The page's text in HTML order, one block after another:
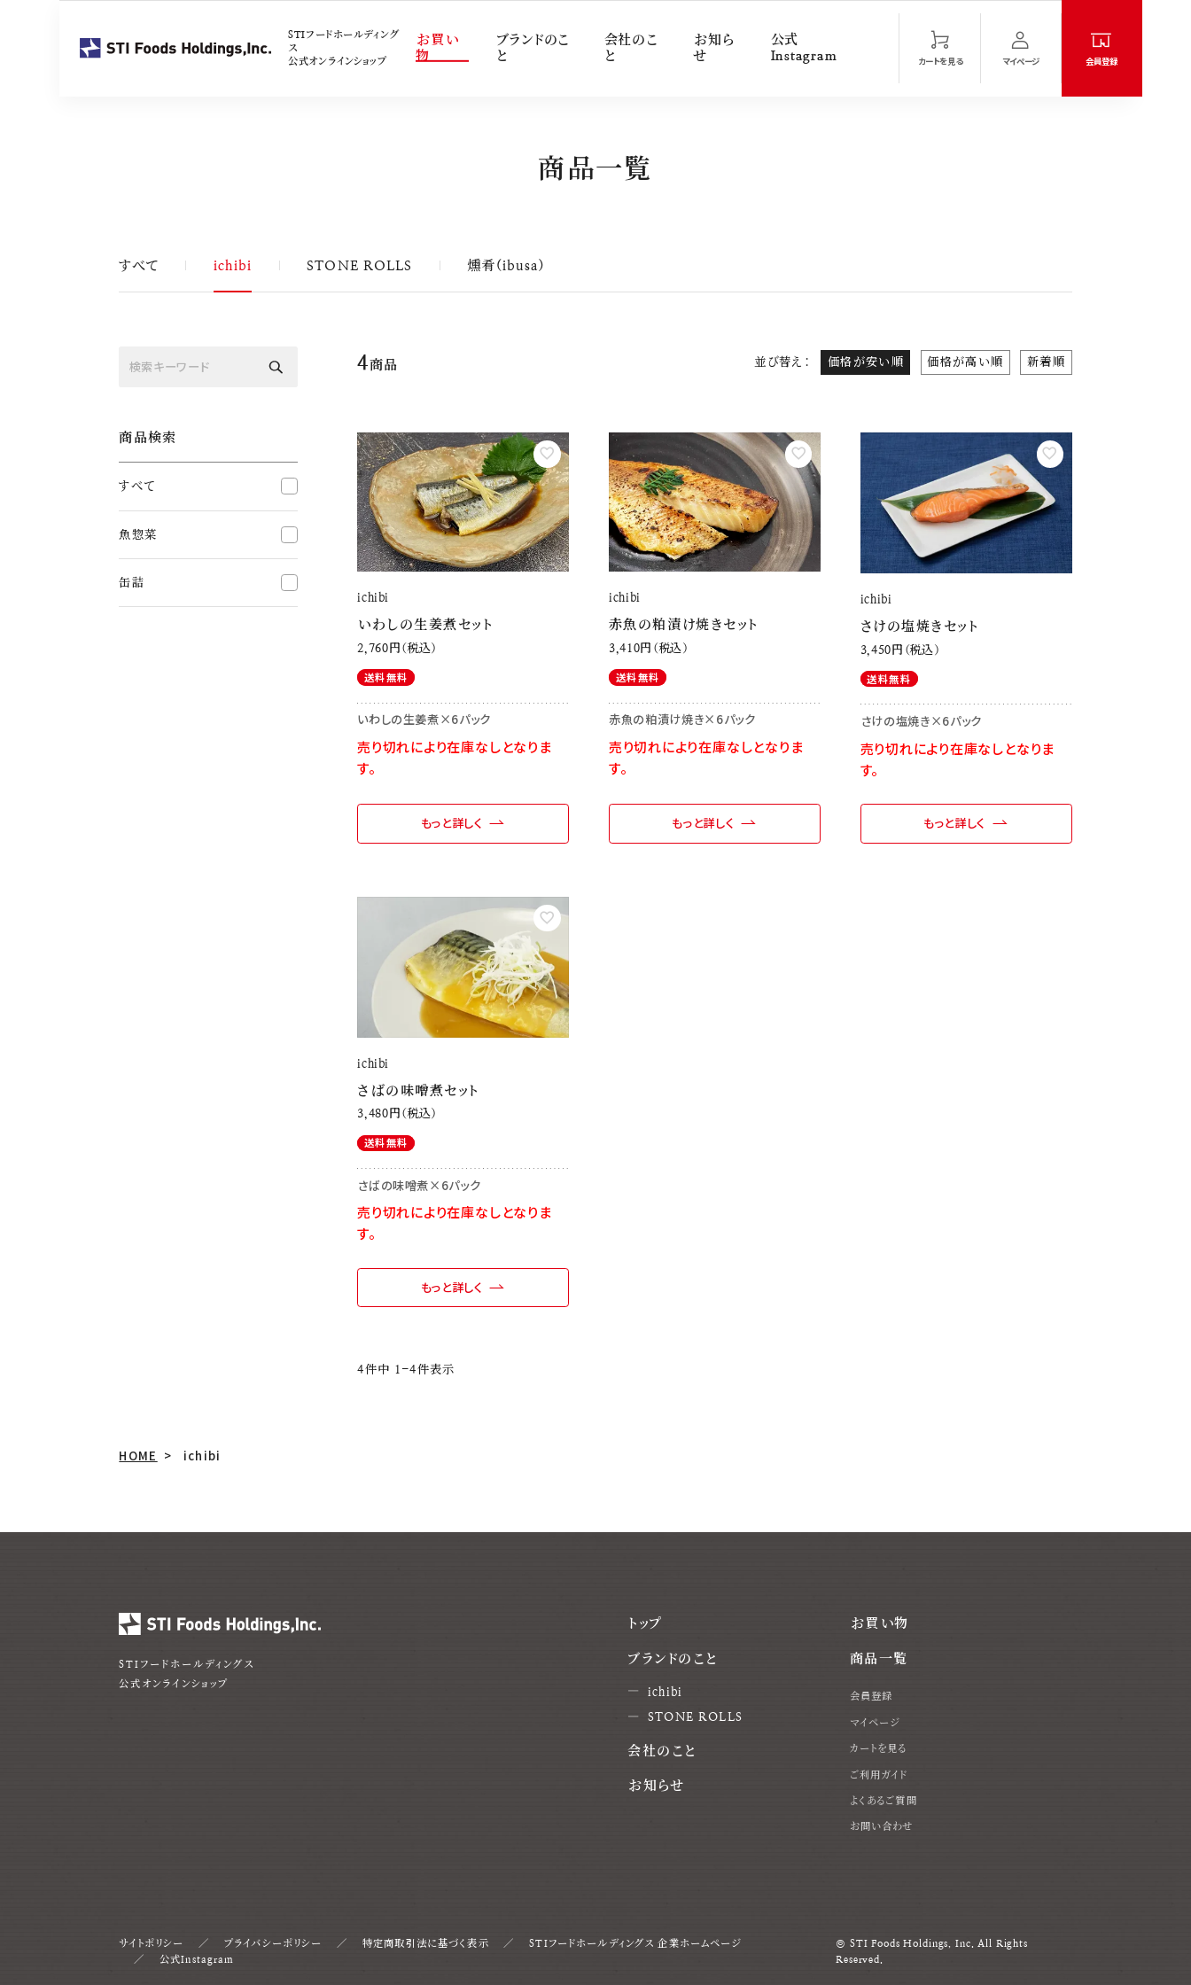
STIフードホールディング
ス
公式オンラインショップ
お買い
物
ブランド別に探す
よくあるご質問
ブランドのこ
と
レンジ調理で更に美味しく、簡単に食べられ
STONE ROLLS
世界三大漁場の三陸沖に隣接する石巻で
会社のこ
と
お知ら
せ
公式
Instagram
カートを見る マイページ 会員登録
商品一覧
すべて ichibi STONE ROLLS 燻肴(ibusa)
並び替え 価格が安い順 価格が高い順 新着順
4
ichibi
いわしの生姜煮セット
2,760 税込
送料無料
いわしの生姜煮×6パック
売り切れにより在庫なしとなりま
す。
もっと詳しく
ichibi
赤魚の粕漬け焼きセット
3,410 税込
送料無料
赤魚の粕漬け焼き×6パック
売り切れにより在庫なしとなりま
す。
もっと詳しく
ichibi
さけの塩焼きセット
3,450 税込
送料無料
さけの塩焼き×6パック
売り切れにより在庫なしとなりま
す。
もっと詳しく
ichibi
さばの味噌煮セット
3,480 税込
送料無料
さばの味噌煮×6パック
売り切れにより在庫なしとなりま
す。
もっと詳しく
4件中 1 -4件表示
商品検索
すべて
魚惣菜
缶詰
HOME ichibi
STIフードホールディングス
公式オンラインショップ
トップ
ブランドのこと
ichibi
STONE ROLLS
会社のこと
お知らせ
お買い物
商品一覧
会員登録
マイページ
カートを見る
ご利用ガイド
よくあるご質問
お問い合わせ
サイトポリシー プライバシーポリシー 特定商取引法に基づく表示
STIフードホールディングス 企業ホームページ
公式Instagram
© STI Foods Holdings, Inc. All Rights
Reserved.